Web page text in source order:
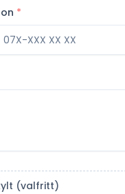
*
(valfritt)